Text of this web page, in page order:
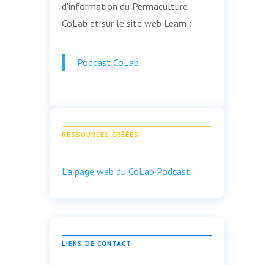
d'information du Permaculture
CoLab et sur le site web Learn :
Podcast CoLab
RESSOURCES CRÉÉES
La page web du CoLab Podcast
LIENS DE CONTACT